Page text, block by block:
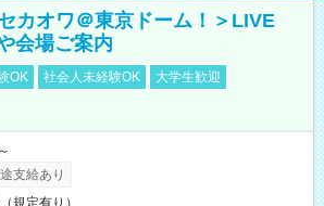
カオワ＠東京ドーム！＞LIVE
会場ご案内
OK 社会人未経験OK
大学生歓迎
支給あり
規定有り）